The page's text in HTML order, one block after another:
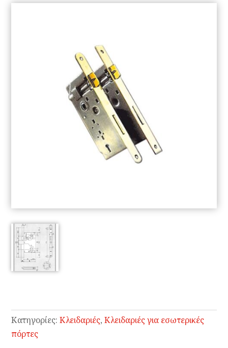
Κατηγορίες:Κλειδαριές,Κλειδαριές για εσωτερικές
πόρτες